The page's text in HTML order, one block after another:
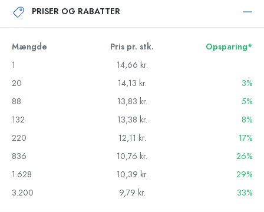
PRISER OG RABATTER
Mængde Pris pr. stk.
Opsparing*
1
14,66 kr.
20
14,13 kr.
3%
88
13,83 kr.
5%
132
13,38 kr.
8%
220
12,11 kr.
17%
836
10,76 kr.
26%
1.628
10,39 kr.
29%
3.200
9,79 kr. 33%